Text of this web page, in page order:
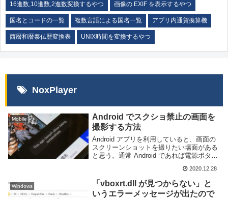
16進数,10進数,2進数変換するやつ 画像の EXIF を表示するやつ
国名とコードの一覧 複数言語による国名一覧 アプリ内通貨換算機
西暦和暦泰仏歴変換表 UNIX時間を変換するやつ
NoxPlayer
Mobile
Android でスクショ禁止の画面を
撮影する方法
Android アプリを利用していると、画面の
スクリーンショットを撮りたい場面がある
と思う。通常 Android であれば電源ボタン
トを撮影することができるが、稀に撮影で
きない場合がある。このように「T...
2020.12.28
Windows
「vboxrt.dll が見つからない」と
いうエラーメッセージが出たので